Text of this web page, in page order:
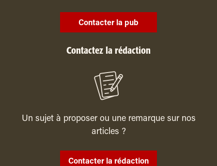
Contacter la pub
Contactez la rédaction
Un sujet à proposer ou une remarque sur nos
articles ?
Contacter la rédaction